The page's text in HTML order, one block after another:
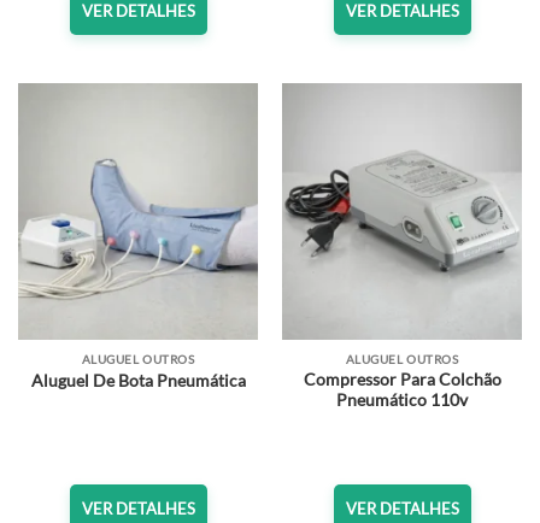
VER DETALHES VER DETALHES
ALUGUEL OUTROS
Aluguel De Bota Pneumática
VER DETALHES
ALUGUEL OUTROS
Compressor Para Colchão
Pneumático 110v
VER DETALHES